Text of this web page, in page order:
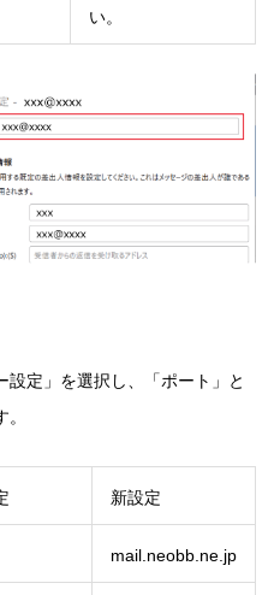
い。
設定」を選択し、「ポート」と
新設定
mail.neobb.ne.jp